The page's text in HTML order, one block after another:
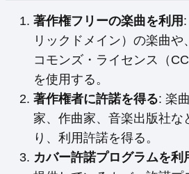
著作権フリーの楽曲を利用
リックドメイン）の楽曲や
コモンズ・ライセンス（
を使用する。
著作権者に許諾を得る: 楽
家、作曲家、音楽出版社な
り、利用許諾を得る。
カバー許諾プログラムを利